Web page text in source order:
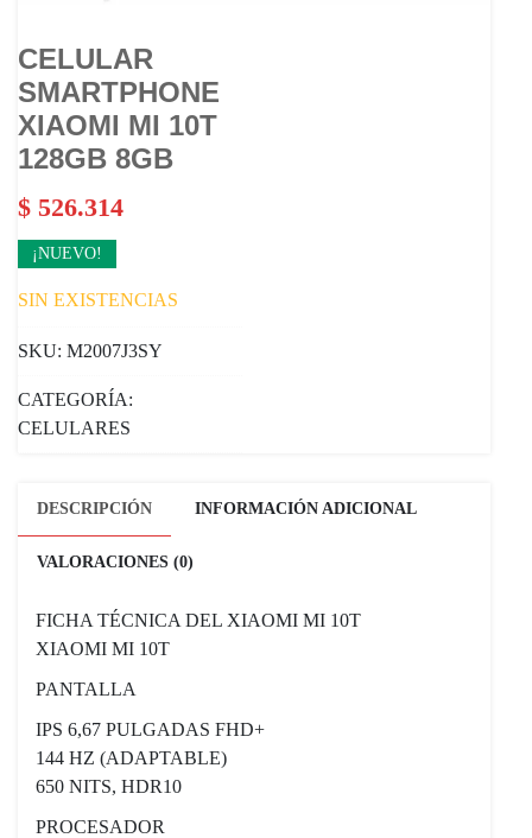
CELULAR
SMARTPHONE
XIAOMI MI 10T
128GB 8GB
$ 526.314
¡NUEVO!
SIN EXISTENCIAS
SKU: M2007J3SY
CATEGORÍA:
CELULARES
DESCRIPCIÓN INFORMACIÓN ADICIONAL
VALORACIONES (0)
FICHA TÉCNICA DEL XIAOMI MI 10T
XIAOMI MI 10T
PANTALLA
IPS 6,67 PULGADAS FHD+
144 HZ (ADAPTABLE)
650 NITS, HDR10
PROCESADOR